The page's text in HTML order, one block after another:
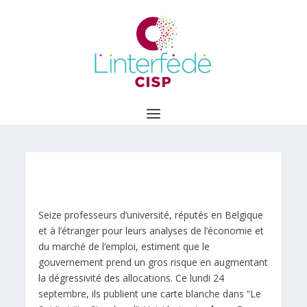
Seize professeurs d’université, réputés en Belgique
et à l’étranger pour leurs analyses de l’économie et
du marché de l’emploi, estiment que le
gouvernement prend un gros risque en augmentant
la dégressivité des allocations. Ce lundi 24
septembre, ils publient une carte blanche dans “Le